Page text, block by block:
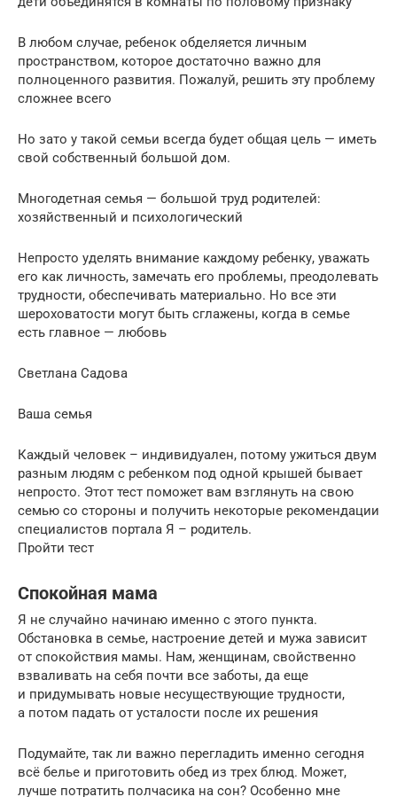
В любом случае, ребенок обделяется личным
пространством, которое достаточно важно для
полноценного развития. Пожалуй, решить эту проблему
сложнее всего
Но зато у такой семьи всегда будет общая цель — иметь
свой собственный большой дом.
Многодетная семья — большой труд родителей:
хозяйственный и психологический
Непросто уделять внимание каждому ребенку, уважать
его как личность, замечать его проблемы, преодолевать
трудности, обеспечивать материально. Но все эти
шероховатости могут быть сглажены, когда в семье
есть главное — любовь
Светлана Садова
Ваша семья
Каждый человек – индивидуален, потому ужиться двум
разным людям с ребенком под одной крышей бывает
непросто. Этот тест поможет вам взглянуть на свою
семью со стороны и получить некоторые рекомендации
специалистов портала Я – родитель.
Пройти тест
Спокойная мама
Я не случайно начинаю именно с этого пункта.
Обстановка в семье, настроение детей и мужа зависит
от спокойствия мамы. Нам, женщинам, свойственно
взваливать на себя почти все заботы, да еще
и придумывать новые несуществующие трудности,
а потом падать от усталости после их решения
Подумайте, так ли важно перегладить именно сегодня
всё белье и приготовить обед из трех блюд. Может,
лучше потратить полчасика на сон? Особенно мне